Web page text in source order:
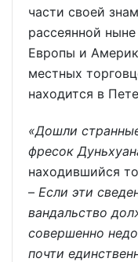
части своей
рассеянной
Европы и
местных
находится в
«Дошли
фресок
находившийся
– Если эти
вандальство
совершенно
почти